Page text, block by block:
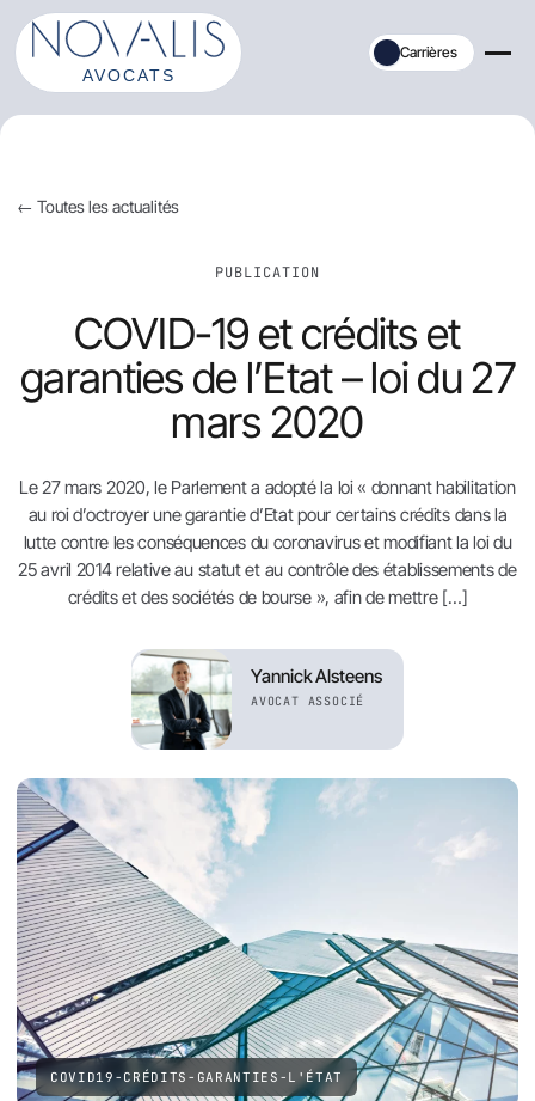
Aller
au
contenu
Carrières
← Toutes les actualités
PUBLICATION
COVID-19 et crédits et
garanties de l’Etat – loi du 27
mars 2020
Le 27 mars 2020, le Parlement a adopté la loi « donnant habilitation
au roi d’octroyer une garantie d’Etat pour certains crédits dans la
lutte contre les conséquences du coronavirus et modifiant la loi du
25 avril 2014 relative au statut et au contrôle des établissements de
crédits et des sociétés de bourse », afin de mettre […]
Yannick Alsteens
AVOCAT ASSOCIÉ
COVID19-CRÉDITS-GARANTIES-L'ÉTAT